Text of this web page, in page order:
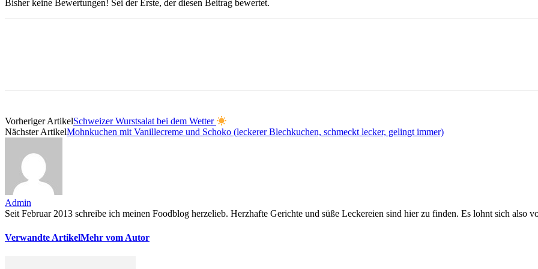
Bisher keine Bewertungen! Sei der Erste, der diesen Beitrag bewertet.
Vorheriger ArtikelSchweizer Wurstsalat bei dem Wetter
Nächster ArtikelMohnkuchen mit Vanillecreme und Schoko (leckerer Blechkuchen, schmeckt lecker, gelingt immer)
Admin
Seit Februar 2013 schreibe ich meinen Foodblog herzelieb. Herzhafte Gerichte und süße Leckereien sind hier zu finden. Es lohnt sich also
Verwandte ArtikelMehr vom Autor